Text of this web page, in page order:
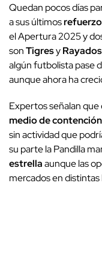
Quedan pocos días
a sus últimos
el Apertura 2025 y
sonTigresyRayados
algún futbolista pase
aunque ahora ha
Expertos señalan
medio de contención
sin actividad que
su parte la Pandilla
estrellaaunque las
mercados en